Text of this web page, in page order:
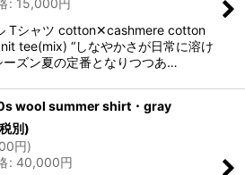
: 15,000円
Tシャツ cotton✕cashmere cotton
tee(mix) “しなやかさが日常に溶け
ーズン夏の定番となりつつあ…
wool summer shirt・gray
別)
円)
: 40,000円